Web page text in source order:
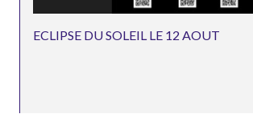
ECLIPSE DU SOLEIL LE 12 AOUT